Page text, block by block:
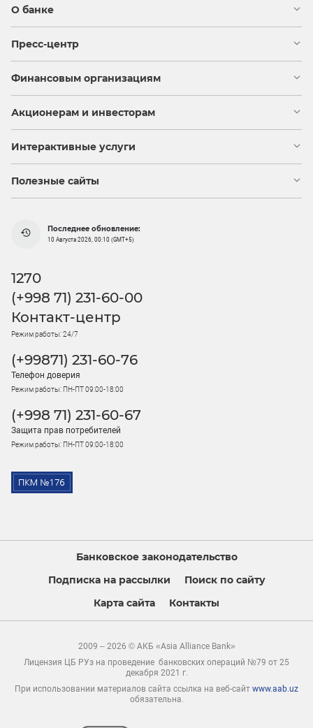
О банке
Пресс-центр
Финансовым организациям
Акционерам и инвесторам
Интерактивные услуги
Полезные сайты
Последнее обновление:
10 Августа 2026, 00:10 (GMT+5)
1270
(+998 71) 231-60-00
Контакт-центр
Режим работы: 24/7
(+99871) 231-60-76
Телефон доверия
Режим работы: ПН-ПТ 09:00-18:00
(+998 71) 231-60-67
Защита прав потребителей
Режим работы: ПН-ПТ 09:00-18:00
Банковское законодательство
Подписка на рассылки
Поиск по сайту
Карта сайта
Контакты
2009 – 2026 © АКБ «Asia Alliance Bank»
Лицензия ЦБ РУз на проведение банковских операций №79 от 25
декабря 2021 г.
При использовании материалов сайта ссылка на веб-сайт www.aab.uz
обязательна.